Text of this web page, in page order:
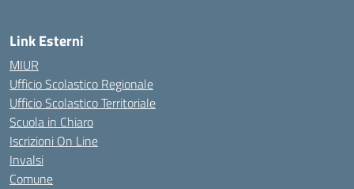
Link Esterni
MIUR
Ufficio Scolastico Regionale
Ufficio Scolastico Territoriale
Scuola in Chiaro
Iscrizioni On Line
Invalsi
Comune